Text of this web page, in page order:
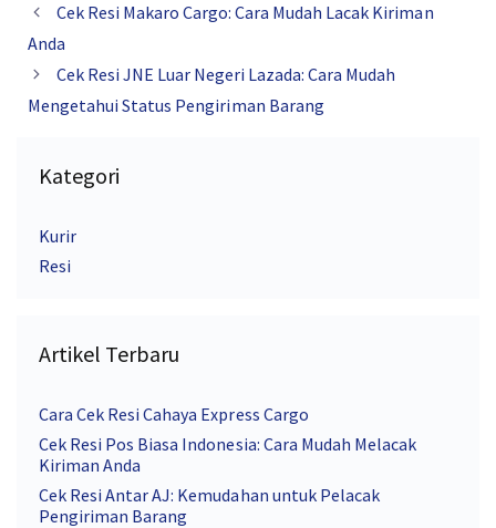
Cek Resi Makaro Cargo: Cara Mudah Lacak Kiriman
Anda
Cek Resi JNE Luar Negeri Lazada: Cara Mudah
Mengetahui Status Pengiriman Barang
Kategori
Kurir
Resi
Artikel Terbaru
Cara Cek Resi Cahaya Express Cargo
Cek Resi Pos Biasa Indonesia: Cara Mudah Melacak
Kiriman Anda
Cek Resi Antar AJ: Kemudahan untuk Pelacak
Pengiriman Barang